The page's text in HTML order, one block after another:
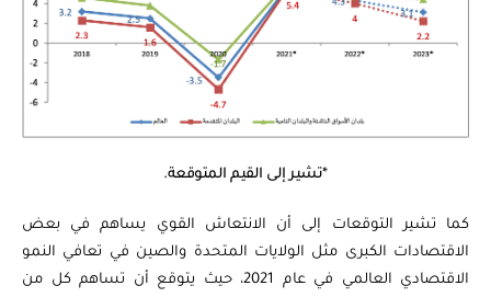
*تشير إلى القيم المتوقعة.
كما تشير التوقعات إلى أن الانتعاش القوي يساهم في بعض
الاقتصادات الكبرى مثل الولايات المتحدة والصين في تعافي النمو
الاقتصادي العالمي في عام 2021، حيث يتوقع أن تساهم كل من